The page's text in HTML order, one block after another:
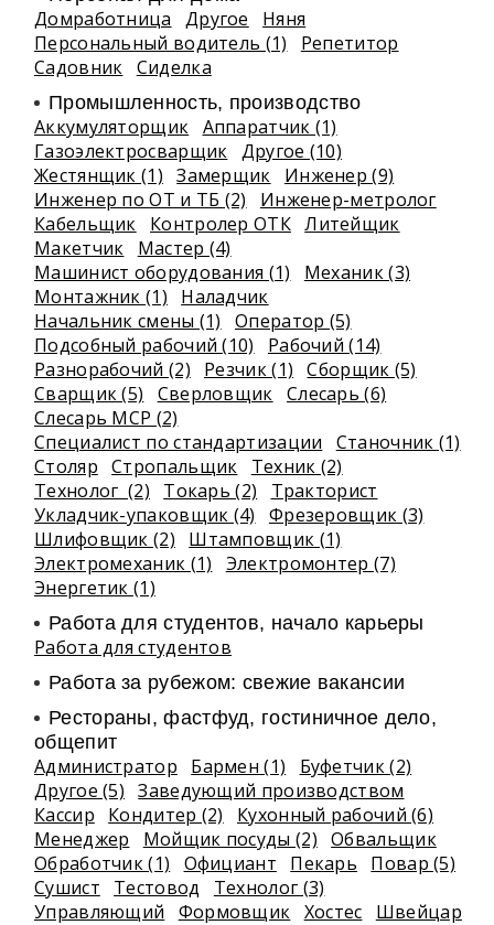
Домработница Другое
Няня
Персональный водитель (1)
Репетитор
Садовник Сиделка
Промышленность, производство
Аккумуляторщик Аппаратчик (1)
Газоэлектросварщик Другое (10)
Жестянщик (1)
Замерщик
Инженер (9)
Инженер по ОТ и ТБ (2)
Инженер-метролог
Кабельщик
Контролер ОТК Литейщик
Макетчик
Мастер (4)
Машинист оборудования (1)
Механик (3)
Монтажник (1)
Наладчик
Начальник смены (1)
Оператор (5)
Подсобный рабочий (10)
Рабочий (14)
Разнорабочий (2)
Резчик (1)
Сборщик (5)
Сварщик (5)
Сверловщик Слесарь (6)
Слесарь МСР (2)
Специалист по стандартизации
Станочник (1)
Столяр Стропальщик
Техник (2)
Технолог (2)
Токарь (2)
Тракторист
Укладчик-упаковщик (4)
Фрезеровщик (3)
Шлифовщик (2)
Штамповщик (1)
Электромеханик (1)
Электромонтер (7)
Энергетик (1)
Работа для студентов, начало карьеры
Работа для студентов
Работа за рубежом: свежие вакансии
Рестораны, фастфуд, гостиничное дело,
общепит
Администратор Бармен (1)
Буфетчик (2)
Другое (5)
Заведующий производством
Кассир
Кондитер (2)
Кухонный рабочий (6)
Менеджер
Мойщик посуды (2) Обвальщик
Обработчик (1)
Официант Пекарь
Повар (5)
Сушист
Тестовод
Технолог (3)
Управляющий
Формовщик Хостес Швейцар